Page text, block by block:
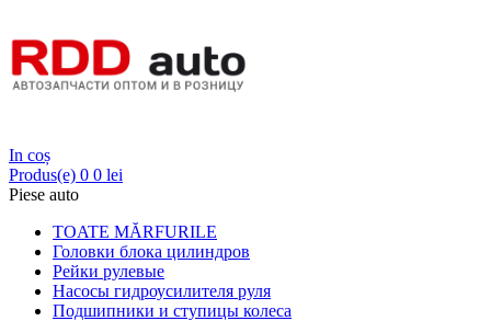
In coș
Produs(e) 0 0 lei
Piese auto
TOATE MĂRFURILE
Головки блока цилиндров
Рейки рулевые
Насосы гидроусилителя руля
Подшипники и ступицы колеса